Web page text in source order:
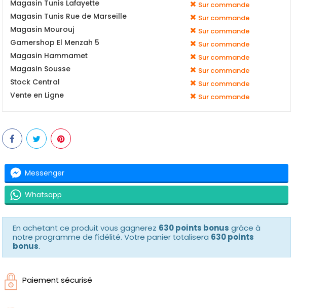
Magasin Tunis Lafayette Sur commande
Magasin Tunis Rue de Marseille Sur commande
Magasin Mourouj Sur commande
Gamershop El Menzah 5 Sur commande
Magasin Hammamet Sur commande
Magasin Sousse Sur commande
Stock Central Sur commande
Vente en Ligne Sur commande
Messenger
Whatsapp
En achetant ce produit vous gagnerez 630 points bonus grâce à
notre programme de fidélité. Votre panier totalisera 630 points
bonus.
Paiement sécurisé